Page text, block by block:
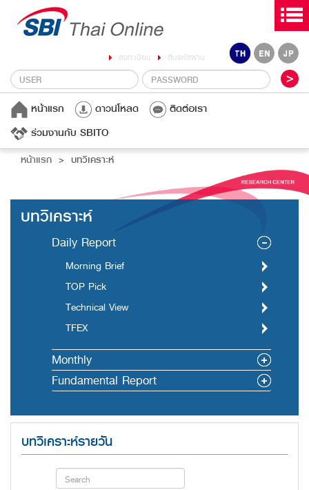
ลงทะเบียน ลืมรหัสผ่าน
หน้าแรก ดาวน์โหลด
ติดต่อเรา
ร่วมงานกับ SBITO
หน้าแรก บทวิเคราะห์
บทวิเคราะห์
Daily Report
Morning Brief
TOP Pick
Technical View
TFEX
Monthly
Fundamental Report
บทวิเคราะห์รายวัน